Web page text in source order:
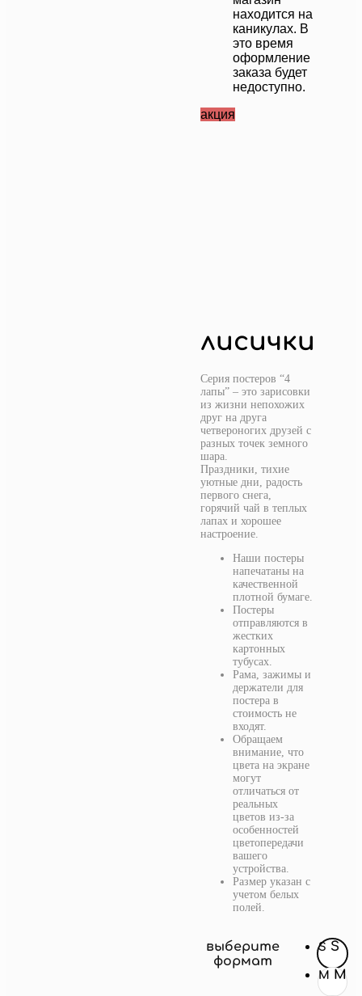
находится на
каникулах. В
это время
оформление
заказа будет
недоступно.
акция
лисички
Серия постеров “4
лапы” – это зарисовки
из жизни непохожих
друг на друга
четвероногих друзей с
разных точек земного
шара.
Праздники, тихие
уютные дни, радость
первого снега,
горячий чай в теплых
лапах и хорошее
настроение.
Наши постеры
напечатаны на
качественной
плотной бумаге.
Постеры
отправляются в
жестких
картонных
тубусах.
Рама, зажимы и
держатели для
постера в
стоимость не
входят.
Обращаем
внимание, что
цвета на экране
могут
отличаться от
реальных
цветов из-за
особенностей
цветопередачи
вашего
устройства.
Размер указан с
учетом белых
полей.
выберите
формат
S S
M M